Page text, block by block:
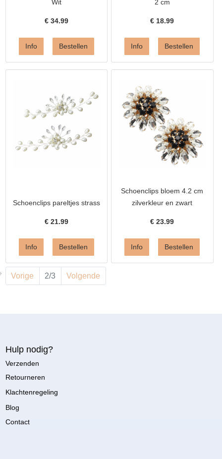
Wit
€ 34.99
2 cm
€ 18.99
Schoenclips pareltjes strass
€ 21.99
Schoenclips bloem 4.2 cm
zilverkleur en zwart
€23.99
Vorige 2/3 Volgende
Hulp nodig?
Verzenden
Retourneren
Klachtenregeling
Blog
Contact